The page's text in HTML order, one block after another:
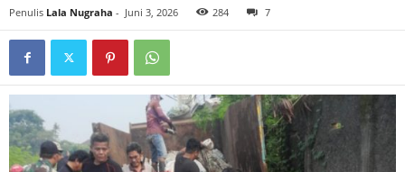
Penulis Lala Nugraha - Juni 3, 2026 284 7